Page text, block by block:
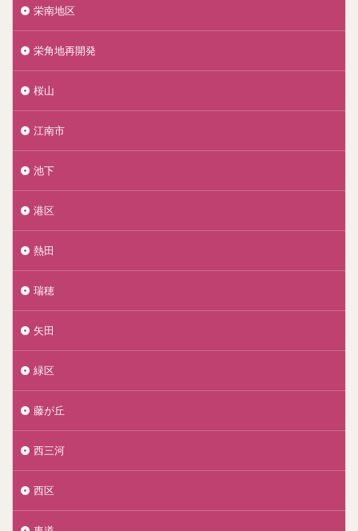
栄南地区
栄角地再開発
桜山
江南市
池下
港区
熱田
瑞穂
矢田
緑区
藤が丘
西三河
西区